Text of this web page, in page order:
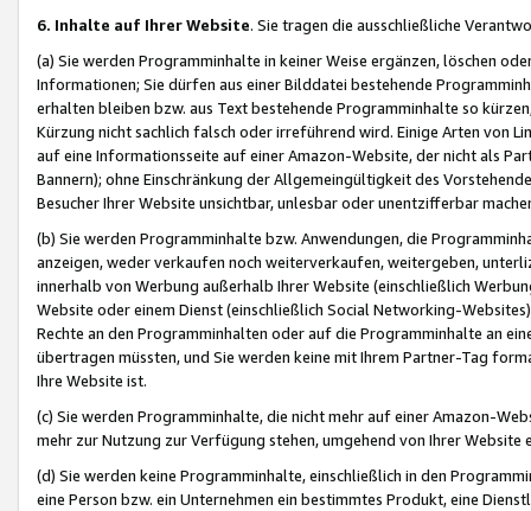
6. Inhalte auf Ihrer Website. Sie tragen die ausschließliche
(a) Sie werden Programminhalte in keiner Weise ergänzen, löschen
Informationen; Sie dürfen aus einer Bilddatei bestehende
erhalten bleiben bzw. aus Text bestehende Programminhalte so
Kürzung nicht sachlich falsch oder irreführend wird. Einige Arten von
auf eine Informationsseite auf einer Amazon-Website, der nicht als
Bannern); ohne Einschränkung der Allgemeingültigkeit des
Besucher Ihrer Website unsichtbar, unlesbar oder unentzifferbar
(b) Sie werden Programminhalte bzw. Anwendungen, die
anzeigen, weder verkaufen noch weiterverkaufen, weitergeben,
innerhalb von Werbung außerhalb Ihrer Website (einschließlich
Website oder einem Dienst (einschließlich Social Networking-
Rechte an den Programminhalten oder auf die Programminhalte an
übertragen müssten, und Sie werden keine mit Ihrem Partner-Tag
Ihre Website ist.
(c) Sie werden Programminhalte, die nicht mehr auf einer Amazon-
mehr zur Nutzung zur Verfügung stehen, umgehend von Ihrer
(d) Sie werden keine Programminhalte, einschließlich in den
eine Person bzw. ein Unternehmen ein bestimmtes Produkt, eine